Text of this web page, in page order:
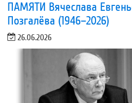
ПАМЯТИ Вячеслава
Позгалёва (1946–2026)
26.06.2026